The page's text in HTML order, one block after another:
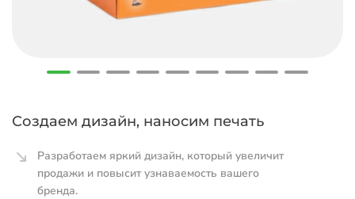
Создаем дизайн, наносим печать
Разработаем яркий дизайн, который увеличит
продажи и повысит узнаваемость вашего
бренда.